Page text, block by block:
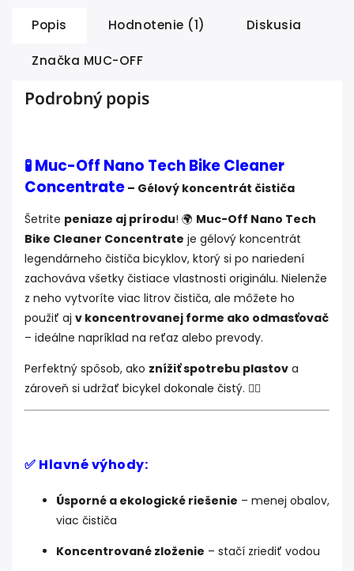
Popis Hodnotenie (1) Diskusia
Značka MUC-OFF
Podrobný popis
🧪 Muc-Off Nano Tech Bike Cleaner
Concentrate – Gélový koncentrát čističa
Šetrite peniaze aj prírodu! 🌍 Muc-Off Nano Tech
Bike Cleaner Concentrate je gélový koncentrát
legendárneho čističa bicyklov, ktorý si po nariedení
zachováva všetky čistiace vlastnosti originálu. Nielenže
z neho vytvoríte viac litrov čističa, ale môžete ho
použiť aj v koncentrovanej forme ako odmasťovač
– ideálne napríklad na reťaz alebo prevody.
Perfektný spôsob, ako znížiť spotrebu plastov a
zároveň si udržať bicykel dokonale čistý. 🚴‍♂️
✅ Hlavné výhody:
Úsporné a ekologické riešenie – menej obalov,
viac čističa
Koncentrované zloženie – stačí zriediť vodou